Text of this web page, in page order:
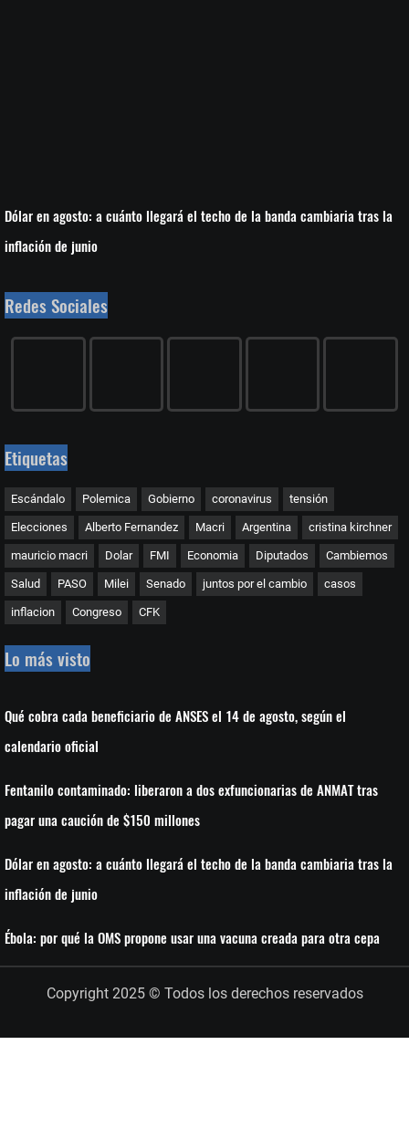
Dólar en agosto: a cuánto llegará el techo de la banda cambiaria tras la
inflación de junio
Redes Sociales
Etiquetas
Escándalo Polemica Gobierno coronavirus tensión
Elecciones Alberto Fernandez Macri Argentina cristina kirchner
mauricio macri Dolar FMI Economia Diputados Cambiemos
Salud PASO Milei Senado juntos por el cambio casos
inflacion Congreso CFK
Lo más visto
Qué cobra cada beneficiario de ANSES el 14 de agosto, según el
calendario oficial
Fentanilo contaminado: liberaron a dos exfuncionarias de ANMAT tras
pagar una caución de $150 millones
Dólar en agosto: a cuánto llegará el techo de la banda cambiaria tras la
inflación de junio
Ébola: por qué la OMS propone usar una vacuna creada para otra cepa
Copyright 2025 © Todos los derechos reservados